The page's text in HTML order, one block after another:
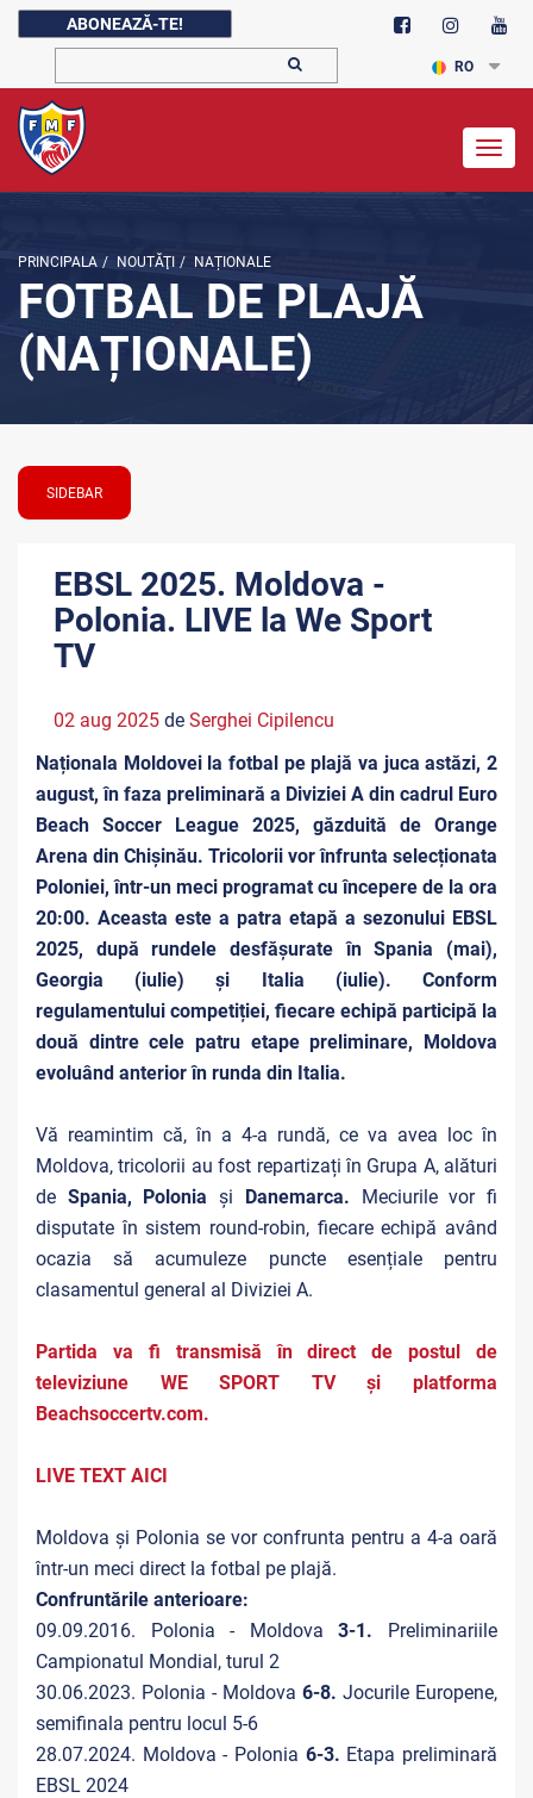
ABONEAZĂ-TE!
RO
PRINCIPALA / NOUTĂŢI / NAȚIONALE
FOTBAL DE PLAJĂ
(NAȚIONALE)
SIDEBAR
EBSL 2025. Moldova -
Polonia. LIVE la We Sport
TV
02 aug 2025 de Serghei Cipilencu
Naționala Moldovei la fotbal pe plajă va juca astăzi, 2
august, în faza preliminară a Diviziei A din cadrul Euro
Beach Soccer League 2025, găzduită de Orange
Arena din Chișinău. Tricolorii vor înfrunta selecționata
Poloniei, într-un meci programat cu începere de la ora
20:00. Aceasta este a patra etapă a sezonului EBSL
2025, după rundele desfășurate în Spania (mai),
Georgia (iulie) și Italia (iulie). Conform
regulamentului competiției, fiecare echipă participă la
două dintre cele patru etape preliminare, Moldova
evoluând anterior în runda din Italia.
Vă reamintim că, în a 4-a rundă, ce va avea loc în
Moldova, tricolorii au fost repartizați în Grupa A, alături
de Spania, Poloniași Danemarca. Meciurile vor fi
disputate în sistem round-robin, fiecare echipă având
ocazia să acumuleze puncte esențiale pentru
clasamentul general al Diviziei A.
Partida va fi transmisă în direct de postul de
televiziune WE SPORT TV și platforma
Beachsoccertv.com.
LIVE TEXT AICI
Moldova și Polonia se vor confrunta pentru a 4-a oară
într-un meci direct la fotbal pe plajă.
Confruntările anterioare:
09.09.2016. Polonia - Moldova3-1. Preliminariile
Campionatul Mondial, turul 2
30.06.2023. Polonia - Moldova 6-8. Jocurile Europene,
semifinala pentru locul 5-6
28.07.2024. Moldova - Polonia 6-3. Etapa preliminară
EBSL 2024